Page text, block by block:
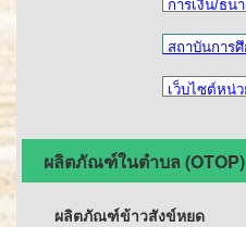
ผลิตภัณฑ์ในตำบล (OTOP)
ผลิตภัณฑ์ข้าวสังข์หยด